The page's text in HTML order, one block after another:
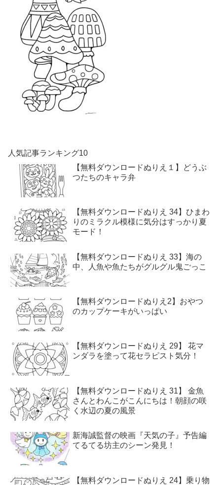
人気記事ランキング10
【無料ダウンロードぬりえ１】どうぶ
つたちのキャラ弁
【無料ダウンロードぬりえ 34】ひまわ
りのミラクル模様に気分はすっかり夏
モード！
【無料ダウンロードぬりえ 33】海の
中、人魚や魚たちがグルグル鬼ごっこ
【無料ダウンロードぬりえ2】おやつ
のカップケーキがいっぱい
【無料ダウンロードぬりえ 29】 花マ
ンダラを塗って花セラピスト気分！
【無料ダウンロードぬりえ 31】 金魚
さんとわんこがこんにちは！朝顔の咲
く水辺の夏の風景
新海誠監督の映画『天気の子』予告編
てるてる坊主のシーン発見！
【無料ダウンロードぬりえ 24】乗り物